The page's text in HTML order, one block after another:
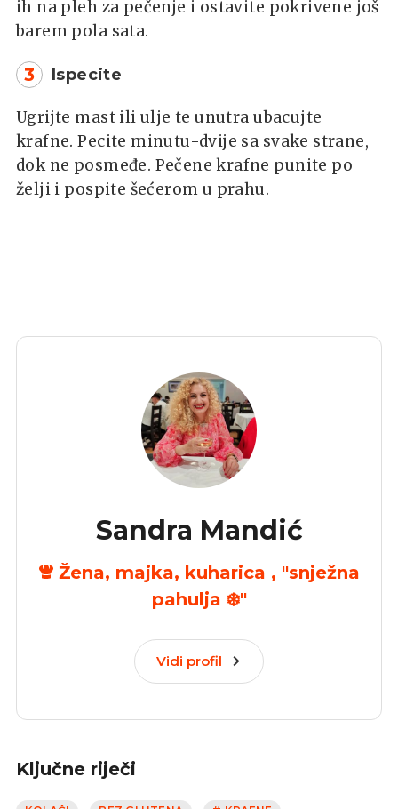
ih na pleh za pečenje i ostavite pokrivene još
barem pola sata.
3 Ispecite
Ugrijte mast ili ulje te unutra ubacujte
krafne. Pecite minutu-dvije sa svake strane,
dok ne posmeđe. Pečene krafne punite po
želji i pospite šećerom u prahu.
Sandra Mandić
Žena, majka, kuharica , "snježna
pahulja ❄️"
Vidi profil
Ključne riječi